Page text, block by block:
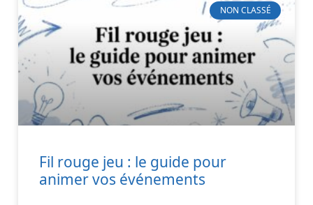
NON CLASSÉ
Fil rouge jeu : le guide pour
animer vos événements